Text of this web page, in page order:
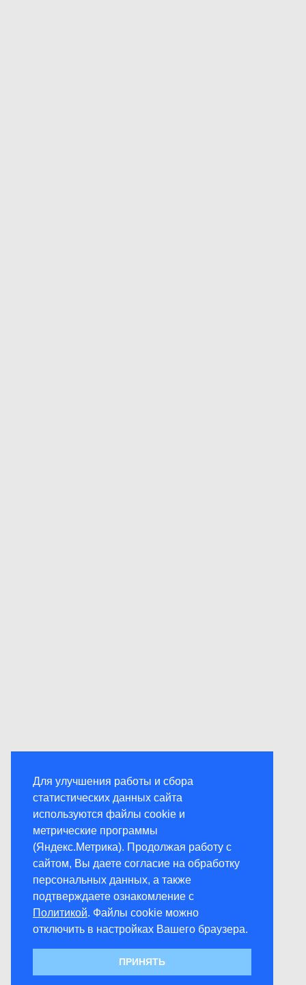
Для улучшения работы и сбора
статистических данных сайта
используются файлы cookie и
метрические программы
(Яндекс.Метрика). Продолжая работу с
сайтом, Вы даете согласие на обработку
персональных данных, а также
подтверждаете ознакомление с
Политикой. Файлы cookie можно
отключить в настройках Вашего браузера.
ПРИНЯТЬ